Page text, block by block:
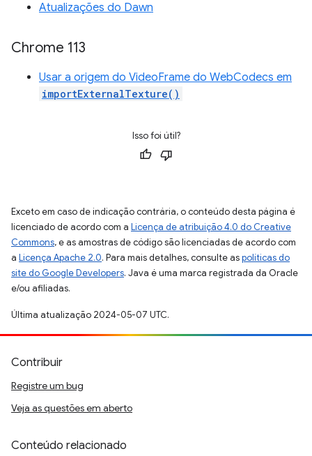
Atualizações do Dawn
Chrome 113
Usar a origem do VideoFrame do WebCodecs em
importExternalTexture()
Isso foi útil?
Exceto em caso de indicação contrária, o conteúdo desta página é
licenciado de acordo com a Licença de atribuição 4.0 do Creative
Commons, e as amostras de código são licenciadas de acordo com
a Licença Apache 2.0. Para mais detalhes, consulte aspolíticas do
site do Google Developers. Java é uma marca registrada da Oracle
e/ou afiliadas.
Última atualização 2024-05-07 UTC.
Contribuir
Registre um bug
Veja as questões em aberto
Conteúdo relacionado